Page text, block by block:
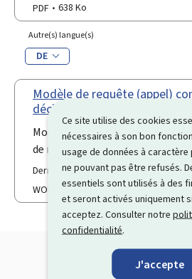
Ce site utilise des cookies
nécessaires à son bon
usage de données à
ne pouvant pas être refusés.
essentiels sont utilisés à des
et seront activés uniquement
acceptez. Consulter notre
confidentialité.
J'accepte
PDF
638 Ko
Autre(s) langue(s)
DE
Modèle de requête (appel)
décision de maintien du
Modèle de requête (appel)
de maintien du licenciement
Dernière modification le 18.10.2023
WORD
29 Ko